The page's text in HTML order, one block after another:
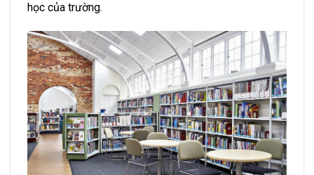
học của trường.